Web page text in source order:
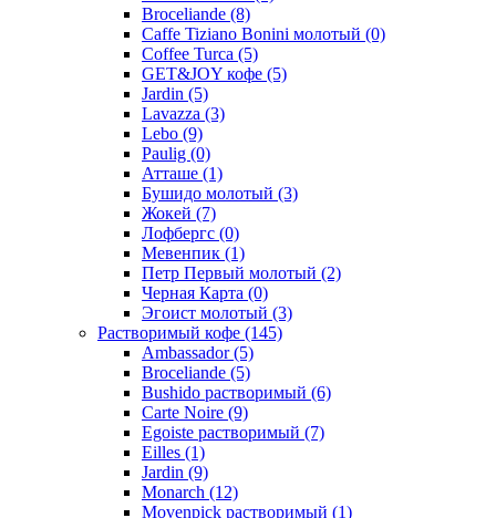
Broceliande (8)
Caffe Tiziano Bonini молотый (0)
Coffee Turca (5)
GET&JOY кофе (5)
Jardin (5)
Lavazza (3)
Lebo (9)
Paulig (0)
Атташе (1)
Бушидо молотый (3)
Жокей (7)
Лофбергс (0)
Мевенпик (1)
Петр Первый молотый (2)
Черная Карта (0)
Эгоист молотый (3)
Растворимый кофе (145)
Ambassador(5)
Broceliande (5)
Bushido растворимый (6)
Carte Noire (9)
Egoiste растворимый (7)
Eilles (1)
Jardin (9)
Monarch (12)
Movenpick растворимый (1)